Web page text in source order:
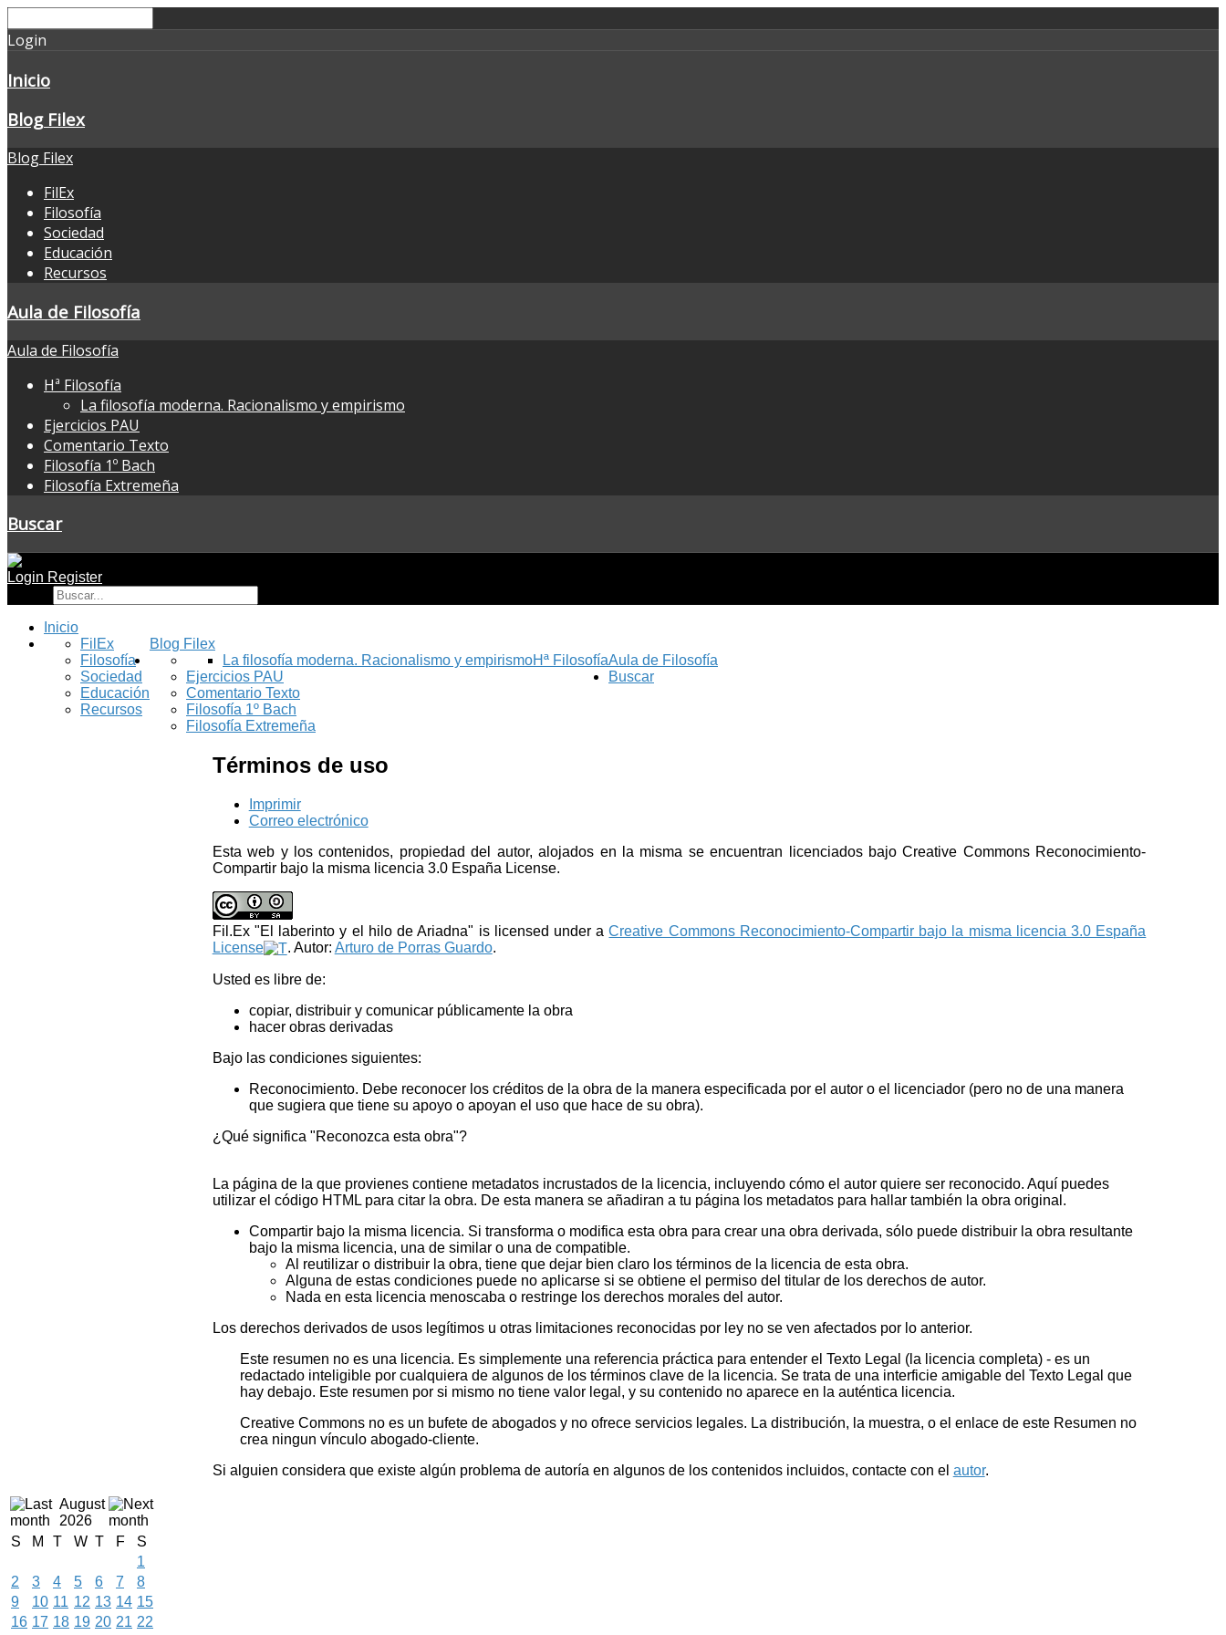
Login
Inicio
Blog Filex
Blog Filex
FilEx
Filosofía
Sociedad
Educación
Recursos
Aula de Filosofía
Aula de Filosofía
Hª Filosofía
La filosofía moderna. Racionalismo y empirismo
Ejercicios PAU
Comentario Texto
Filosofía 1º Bach
Filosofía Extremeña
Buscar
Login Register
Inicio
Blog Filex
FilEx
Filosofía
Sociedad
Educación
Recursos
Aula de Filosofía
Hª Filosofía
La filosofía moderna. Racionalismo y empirismo
Ejercicios PAU
Comentario Texto
Filosofía 1º Bach
Filosofía Extremeña
Buscar
Términos de uso
Imprimir
Correo electrónico
Esta web y los contenidos, propiedad del autor, alojados en la misma se encuentran licenciados bajo Creative Commons Reconocimiento-
Compartir bajo la misma licencia 3.0 España License.
Fil.Ex "El laberinto y el hilo de Ariadna" is licensed under aCreative Commons Reconocimiento-Compartir bajo la misma licencia 3.0 España
License
. Autor: Arturo de Porras Guardo.
Usted es libre de:
copiar, distribuir y comunicar públicamente la obra
hacer obras derivadas
Bajo las condiciones siguientes:
Reconocimiento. Debe reconocer los créditos de la obra de la manera especificada por el autor o el licenciador (pero no de una manera
que sugiera que tiene su apoyo o apoyan el uso que hace de su obra).
¿Qué significa "Reconozca esta obra"?
La página de la que provienes contiene metadatos incrustados de la licencia, incluyendo cómo el autor quiere ser reconocido. Aquí puedes
utilizar el código HTML para citar la obra. De esta manera se añadiran a tu página los metadatos para hallar también la obra original.
Compartir bajo la misma licencia. Si transforma o modifica esta obra para crear una obra derivada, sólo puede distribuir la obra resultante
bajo la misma licencia, una de similar o una de compatible.
Al reutilizar o distribuir la obra, tiene que dejar bien claro los términos de la licencia de esta obra.
Alguna de estas condiciones puede no aplicarse si se obtiene el permiso del titular de los derechos de autor.
Nada en esta licencia menoscaba o restringe los derechos morales del autor.
Los derechos derivados de usos legítimos u otras limitaciones reconocidas por ley no se ven afectados por lo anterior.
Este resumen no es una licencia. Es simplemente una referencia práctica para entender el Texto Legal (la licencia completa) - es un
redactado inteligible por cualquiera de algunos de los términos clave de la licencia. Se trata de una interficie amigable del Texto Legal que
hay debajo. Este resumen por si mismo no tiene valor legal, y su contenido no aparece en la auténtica licencia.
Creative Commons no es un bufete de abogados y no ofrece servicios legales. La distribución, la muestra, o el enlace de este Resumen no
crea ningun vínculo abogado-cliente.
Si alguien considera que existe algún problema de autoría en algunos de los contenidos incluidos, contacte con el autor.
August
2026
S
M T W T F
S
1
2
3 4 5 6 7
8
9
10 11 12 13 14 15
16 17 18 19 20 21 22